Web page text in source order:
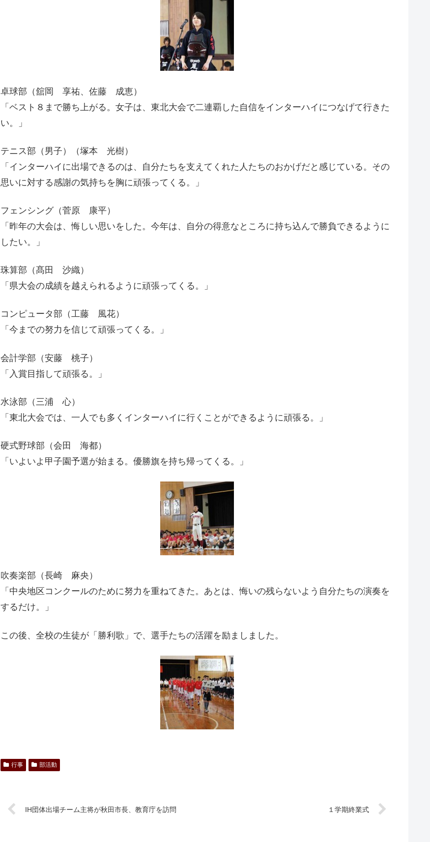
卓球部（舘岡 享祐、佐藤 成恵）
「ベスト８まで勝ち上がる。女子は、東北大会で二連覇した自信をインターハイにつなげて行きた
い。」
テニス部（男子）（塚本 光樹）
「インターハイに出場できるのは、自分たちを支えてくれた人たちのおかげだと感じている。その
思いに対する感謝の気持ちを胸に頑張ってくる。」
フェンシング（菅原 康平）
「昨年の大会は、悔しい思いをした。今年は、自分の得意なところに持ち込んで勝負できるように
したい。」
珠算部（髙田 沙織）
「県大会の成績を越えられるように頑張ってくる。」
コンピュータ部（工藤 風花）
「今までの努力を信じて頑張ってくる。」
会計学部（安藤 桃子）
「入賞目指して頑張る。」
水泳部（三浦 心）
「東北大会では、一人でも多くインターハイに行くことができるように頑張る。」
硬式野球部（会田 海都）
「いよいよ甲子園予選が始まる。優勝旗を持ち帰ってくる。」
吹奏楽部（長崎 麻央）
「中央地区コンクールのために努力を重ねてきた。あとは、悔いの残らないよう自分たちの演奏を
するだけ。」
この後、全校の生徒が「勝利歌」で、選手たちの活躍を励ましました。
行事 部活動
IH団体出場チーム主将が秋田市長、教育庁を訪問 １学期終業式